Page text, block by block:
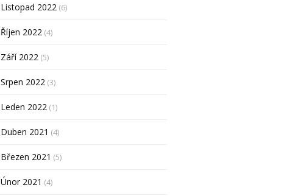
Listopad 2022 (6)
Říjen 2022 (4)
Září 2022 (5)
Srpen 2022 (3)
Leden 2022 (1)
Duben 2021 (4)
Březen 2021 (5)
Únor 2021 (4)